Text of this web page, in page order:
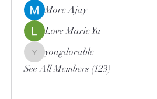
More Ajay
Love Marie Yu
yongdorable
yongdorable
See All Members (123)